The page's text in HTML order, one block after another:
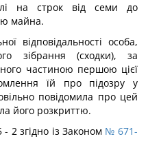
на строк від семи до
майна.
відповідальності особа,
зібрання (сходки), за
частиною першою цієї
їй про підозру у
повідомила про цей
його розкриттю.
2 згідно із Законом № 671-